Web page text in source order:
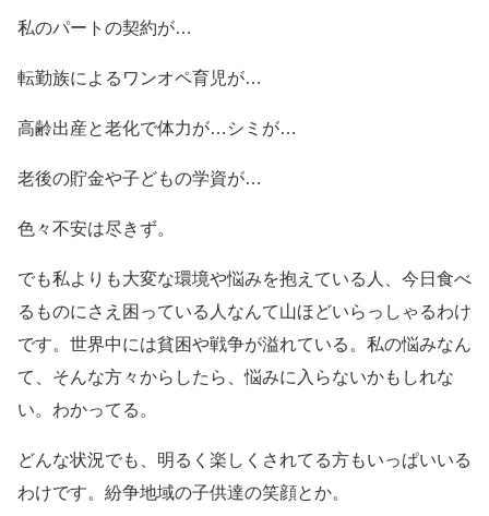
私のパートの契約が…
転勤族によるワンオペ育児が…
高齢出産と老化で体力が…シミが…
老後の貯金や子どもの学資が…
色々不安は尽きず。
でも私よりも大変な環境や悩みを抱えている人、今日食べ
るものにさえ困っている人なんて山ほどいらっしゃるわけ
です。世界中には貧困や戦争が溢れている。私の悩みなん
て、そんな方々からしたら、悩みに入らないかもしれな
い。わかってる。
どんな状況でも、明るく楽しくされてる方もいっぱいいる
わけです。紛争地域の子供達の笑顔とか。